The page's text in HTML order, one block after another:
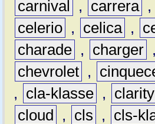
carnival
, carrera ,
celerio , celica ,
charade , charger ,
chevrolet ,
,
cla-klasse , clarity
cloud
, cls , cls-